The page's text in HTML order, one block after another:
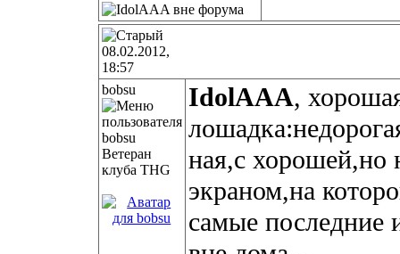
08.02.2012,
18:57
bobsu
Ветеран
клуба THG
IdolAAA,
ная,с хорошей,но
экраном,на
самые последние